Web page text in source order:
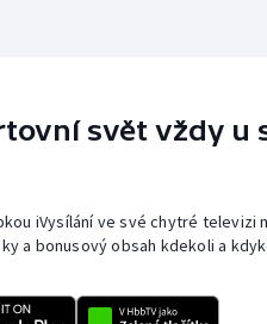
svět vždy u
iVysílání ve své chytré televizi
a bonusový obsah kdekoli a